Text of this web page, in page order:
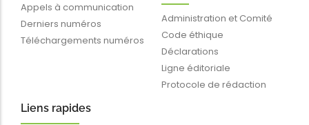
Appels à communication
Derniers numéros
Téléchargements numéros
Administration et Comité
Code éthique
Déclarations
Ligne éditoriale
Protocole de rédaction
Liens rapides